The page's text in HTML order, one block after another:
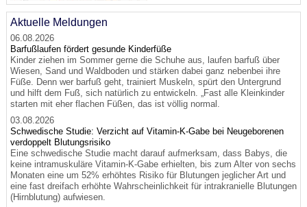
Aktuelle Meldungen
06.08.2026
Barfußlaufen fördert gesunde Kinderfüße
Kinder ziehen im Sommer gerne die Schuhe aus, laufen barfuß über
Wiesen, Sand und Waldboden und stärken dabei ganz nebenbei ihre
Füße. Denn wer barfuß geht, trainiert Muskeln, spürt den Untergrund
und hilft dem Fuß, sich natürlich zu entwickeln. „Fast alle Kleinkinder
starten mit eher flachen Füßen, das ist völlig normal.
03.08.2026
Schwedische Studie: Verzicht auf Vitamin-K-Gabe bei Neugeborenen
verdoppelt Blutungsrisiko
Eine schwedische Studie macht darauf aufmerksam, dass Babys, die
keine intramuskuläre Vitamin-K-Gabe erhielten, bis zum Alter von sechs
Monaten eine um 52% erhöhtes Risiko für Blutungen jeglicher Art und
eine fast dreifach erhöhte Wahrscheinlichkeit für intrakranielle Blutungen
(Hirnblutung) aufwiesen.